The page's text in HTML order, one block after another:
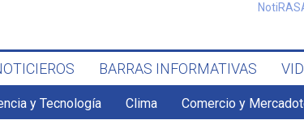
BARRAS INFORMATIVAS
y Tecnología Clima Comercio y